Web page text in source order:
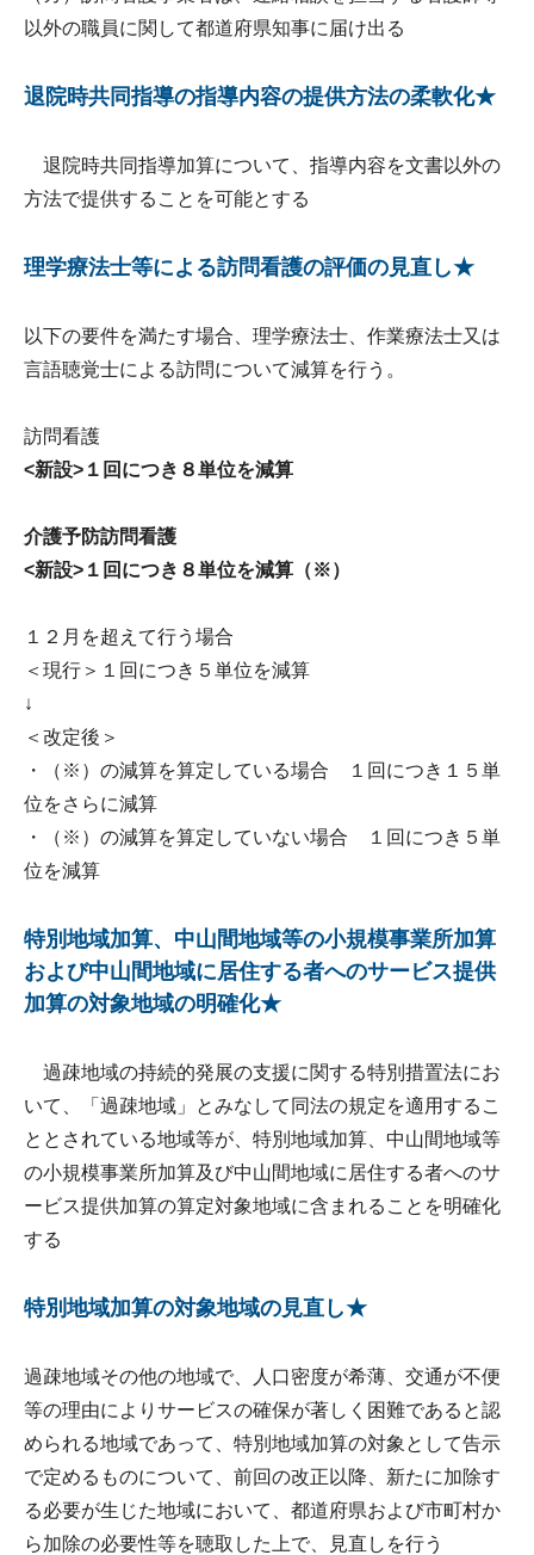
以外の職員に関して都道府県知事に届け出る
退院時共同指導の指導内容の提供方法の柔軟化★
退院時共同指導加算について、指導内容を文書以外の
方法で提供することを可能とする
理学療法士等による訪問看護の評価の見直し★
以下の要件を満たす場合、理学療法士、作業療法士又は
言語聴覚士による訪問について減算を行う。
訪問看護
<新設>１回につき８単位を減算
介護予防訪問看護
<新設>１回につき８単位を減算（※）
１２月を超えて行う場合
＜現行＞１回につき５単位を減算
↓
＜改定後＞
・（※）の減算を算定している場合 １回につき１５単
位をさらに減算
・（※）の減算を算定していない場合 １回につき５単
位を減算
特別地域加算、中山間地域等の小規模事業所加算
および中山間地域に居住する者へのサービス提供
加算の対象地域の明確化★
過疎地域の持続的発展の支援に関する特別措置法にお
いて、「過疎地域」とみなして同法の規定を適用するこ
ととされている地域等が、特別地域加算、中山間地域等
の小規模事業所加算及び中山間地域に居住する者へのサ
ービス提供加算の算定対象地域に含まれることを明確化
する
特別地域加算の対象地域の見直し★
過疎地域その他の地域で、人口密度が希薄、交通が不便
等の理由によりサービスの確保が著しく困難であると認
められる地域であって、特別地域加算の対象として告示
で定めるものについて、前回の改正以降、新たに加除す
る必要が生じた地域において、都道府県および市町村か
ら加除の必要性等を聴取した上で、見直しを行う